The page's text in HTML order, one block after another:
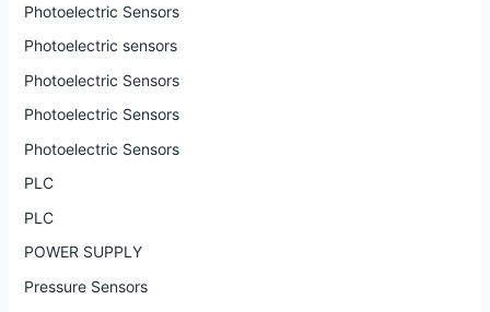
Photoelectric Sensors
Photoelectric sensors
Photoelectric Sensors
Photoelectric Sensors
Photoelectric Sensors
PLC
PLC
POWER SUPPLY
Pressure Sensors